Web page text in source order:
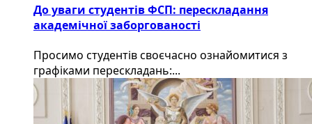
До уваги студентів ФСП: перескладання
академічної заборгованості
Просимо студентів своєчасно ознайомитися з
графіками перескладань:...